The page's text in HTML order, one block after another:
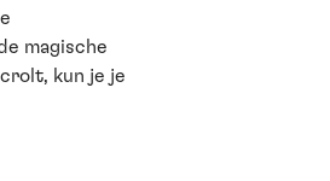
magische
kun je je